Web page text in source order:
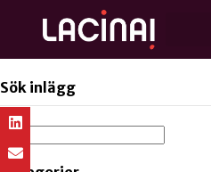
Sök inlägg